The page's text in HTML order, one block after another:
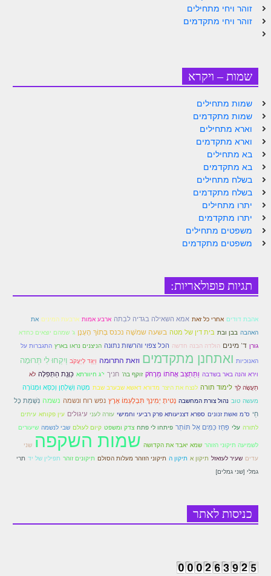
זוהר וילך השקפה
שידור חי
אודות האתר
אודות אתר הזוהר היומי
אודות בית מדרש הסולם
ספר הזוהר
גדולי ישראל על הזוהר
אפליקציית ספר הזוהר הקדוש
תרומות
הרב אדם סיני
לבלוג הרב
לאתר ספר הרב
לדף היומי בתע"ס
הזמן סט זוהר
חנות ספרים
זוהר ויחי מתחילים
זוהר ויחי מתקדמים
שמות – ויקרא
שמות מתחילים
שמות מתקדמים
וארא מתחילים
וארא מתקדמים
בא מתחילים
בא מתקדמים
בשלח מתחילים
בשלח מתקדמים
יתרו מתחילים
יתרו מתקדמים
משפטים מתחילים
משפטים מתקדמים
תגיות פופולאריות:
אהבת דודים אחרי כל זאת אמא השאילה בגדיה לבִתה ארבע אמות ארבעת המינים את
האהבה בבן ובת בית דין של מטה בשעה שמֹשֶׁה נכנס בְּתוֹךְ הֶעָנָן ג' שמהם יוצאים כחדא
גורן ד' מינים הולדה הבנה חדשה הכל צפוי והרשות נתונה הניצנים נראו בארץ התגברות על
האנוכיות ואתחנן מתקדמים וזאת התרומה וַיַּגֵּד לְיַעֲקֹב וְיִקְחוּ לִי תְּרוּמָה
וירא והנה באר בשדבה וַתֵּתַצַּב אֲחֹתוֹ מֵרָחֹק זוקף בה' חניך י"ג חיוורתא כַּוָּנַת הַתְּפִלָּה לֹא
תַעֲשֶׂה לְךָ לימוד תורה לנצח את היצר מדורא דאשא שבערב שבת מִטָּה וְשֻׁלְחָן וְכִסֵּא וּמְנוֹרָה
מעשה טוב נהול צורת המחשבה נָטִיתָ יְמִינְךָ תִּבְלָעֵמוֹ אָרֶץ נפש רוח ונשמה נשמה נִשְׁמַת כָּל
חַי ס"מ ואשת זנונים ספרא דצניעותא פרק רביעי וחמישי עזרה לעני עיגולים עין פקוחא עיתים
לתורה עלי פַּחַז כַּמַּיִם אַל תּוֹתַר פיתחו לי פתח צדק ומשפט קיום לעולם שבי לנשמה שיעורים
לשמיעה תיקוני הזוהר שמא יאבד את הקדושה שמות השקפה שני
עדים שעיר לעזאזל תיקון א תיקון ה תיקוני הזוהר מעלות הסולם תיקונים זוהר תפילין של יד תרי
גמלי [שני גמלים]
כניסות לאתר